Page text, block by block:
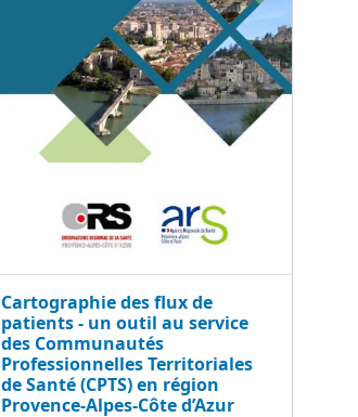
Cartographie des flux de
patients - un outil au service
des Communautés
Professionnelles Territoriales
de Santé (CPTS) en région
Provence-Alpes-Côte d’Azur